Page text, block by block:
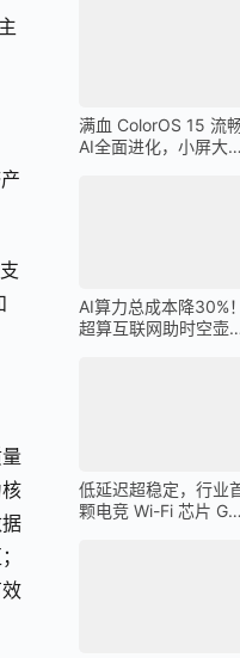
满血 ColorOS 15 流
AI全面进化，小屏大魔
AI算力总成本降30%！
超算互联网助时空壶
低延迟超稳定，行业
颗电竞 Wi-Fi 芯片 G1